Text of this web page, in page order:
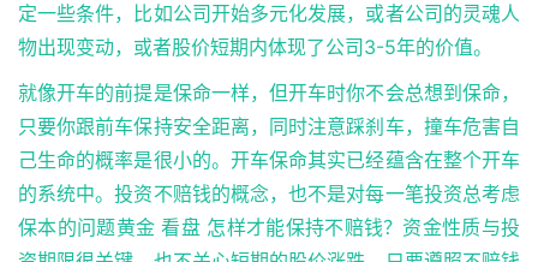
定一些条件，比如公司开始多元化发展，或者公司的灵魂人
物出现变动，或者股价短期内体现了公司3-5年的价值。
就像开车的前提是保命一样，但开车时你不会总想到保命，
只要你跟前车保持安全距离，同时注意踩刹车，撞车危害自
己生命的概率是很小的。开车保命其实已经蕴含在整个开车
的系统中。投资不赔钱的概念，也不是对每一笔投资总考虑
保本的问题黄金 看盘 怎样才能保持不赔钱？资金性质与投